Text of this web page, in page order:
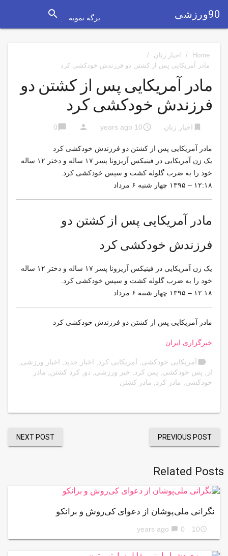
90ورزشی برگه نمونه search
Home
/ اخبار زنان
/
مادر آمریکایی پس از کشتن دو فرزندش خودکشی کرد
مادر آمریکایی پس از کشتن دو
فرزندش خودکشی کرد
bookmark اخبار زنان access_time
10 years ago
person
chat_bubble
0
مادر آمریکایی پس از کشتن دو فرزندش خودکشی کرد
یک زن آمریکایی در فینیکس آریزونا پسر ۱۷ ساله و دختر ۱۲ ساله
خود را به ضرب گلوله کشت و سپس خودکشی کرد.
۱۲:۱۸ – ۱۳۹۵ چهار شنبه ۶ مرداد
مادر آمریکایی پس از کشتن دو
فرزندش خودکشی کرد
یک زن آمریکایی در فینیکس آریزونا پسر ۱۷ ساله و دختر ۱۲ ساله
خود را به ضرب گلوله کشت و سپس خودکشی کرد.
۱۲:۱۸ – ۱۳۹۵ چهار شنبه ۶ مرداد
مادر آمریکایی پس از کشتن دو فرزندش خودکشی کرد
خبرگزاری ایران
label آمریکایی خودکشی آمریکایی کرد اخبار جدید اخبار ورزشی
از
پس خودکشی پس کرد خبر ورزشی دو کرد کشتن
مادر
خودکشی
مادر کرد مادر کشتن
PREVIOUS POST
NEXT POST
Related Posts
نگرانی ملی‌پوشان از دعوای کی‌روش و برانکو
access_time
10 years ago
chat_bubble 0